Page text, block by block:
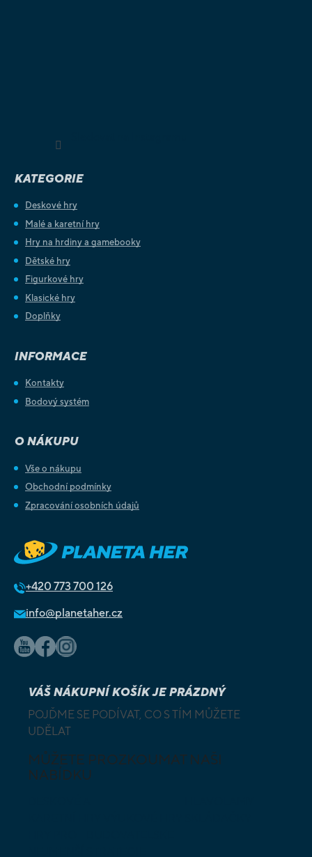
KATEGORIE
Deskové hry
Malé a karetní hry
Hry na hrdiny a gamebooky
Dětské hry
Figurkové hry
Klasické hry
Doplňky
INFORMACE
Kontakty
Bodový systém
O NÁKUPU
Vše o nákupu
Obchodní podmínky
Zpracování osobních údajů
+420 773 700 126
info@planetaher.cz
VÁŠ NÁKUPNÍ KOŠÍK JE PRÁZDNÝ
POJĎME SE PODÍVAT, CO S TÍM MŮŽETE
UDĚLAT
MŮŽETE PROZKOUMAT NAŠI
NABÍDKU